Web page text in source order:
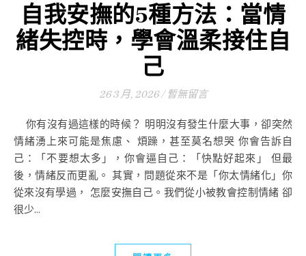
自我安撫的5種方法：當情
緒失控時，學會溫柔接住自
己
26 3 月, 2026 / 暫無留言
你有沒有過這樣的時候？ 明明沒有發生什麼大事，卻突然
情緒湧上來可能是焦慮、 煩躁，甚至莫名想哭 你會告訴自
己：「不要想太多」，你會逼自己：「快點好起來」 但最
後，情緒反而更亂。 其實，問題從來不是「你太情緒化」你
從來沒有學過， 怎麼安撫自己。我們從小被教會控制情緒 卻
很少...